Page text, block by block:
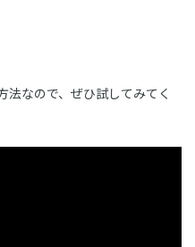
法なので、ぜひ試してみてく